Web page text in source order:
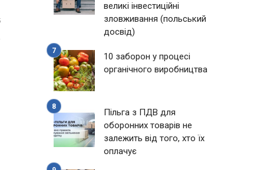
великі інвестиційні
зловживання (польський
досвід)
10 заборон у процесі
органічного виробництва
Пільга з ПДВ для
оборонних товарів не
залежить від того, хто їх
оплачує